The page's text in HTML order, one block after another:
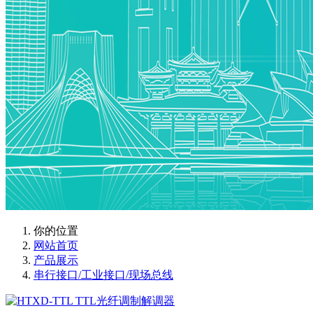
你的位置
网站首页
产品展示
串行接口/工业接口/现场总线